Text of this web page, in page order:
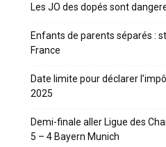
Les JO des dopés sont
Enfants de parents séparés :
France
Date limite pour déclarer
2025
Demi-finale aller Ligue des
5 – 4 Bayern Munich